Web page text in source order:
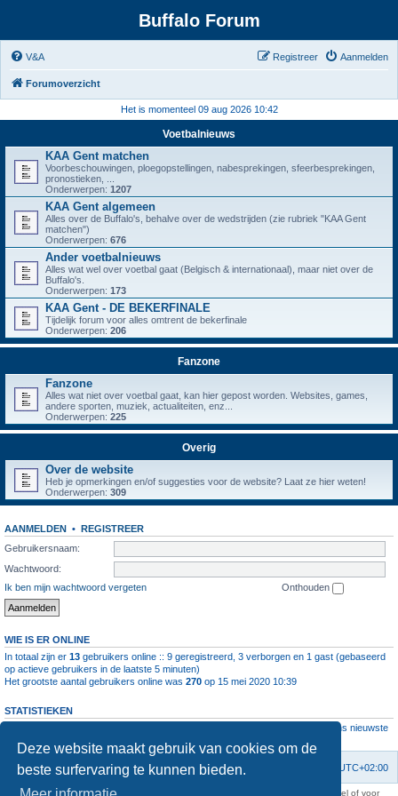
Deze website maakt gebruik van cookies om de
beste surfervaring te kunnen bieden.
Buffalo Forum
V&A Aanmelden
Registreer
Forumoverzicht
Het is momenteel 09 aug 2026 10:42
Voetbalnieuws
KAA Gent matchen
Voorbeschouwingen, ploegopstellingen, nabesprekingen, sfeerbesprekingen,
pronostieken, ...
Onderwerpen: 1207
KAA Gent algemeen
Alles over de Buffalo's, behalve over de wedstrijden (zie rubriek "KAA Gent
matchen")
Onderwerpen: 676
Ander voetbalnieuws
Alles wat wel over voetbal gaat (Belgisch & internationaal), maar niet over de
Buffalo's.
Onderwerpen: 173
KAA Gent - DE BEKERFINALE
Tijdelijk forum voor alles omtrent de bekerfinale
Onderwerpen: 206
Fanzone
Fanzone
Alles wat niet over voetbal gaat, kan hier gepost worden. Websites, games,
andere sporten, muziek, actualiteiten, enz...
Onderwerpen: 225
Overig
Over de website
Heb je opmerkingen en/of suggesties voor de website? Laat ze hier weten!
Onderwerpen: 309
AANMELDEN • REGISTREER
Gebruikersnaam:
Wachtwoord:
Ik ben mijn wachtwoord vergeten
Onthouden
WIE IS ER ONLINE
In totaal zijn er 13 gebruikers online :: 9 geregistreerd, 3 verborgen en 1 gast (gebaseerd
op actieve gebruikers in de laatste 5 minuten)
Het grootste aantal gebruikers online was 270 op 15 mei 2020 10:39
STATISTIEKEN
• Ons nieuwste
Forumoverzicht UTC+02:00
Verwijder cookies
Contact
KAA Gent kan nooit aansprakelijk worden gesteld voor om het even welk nadeel of voor